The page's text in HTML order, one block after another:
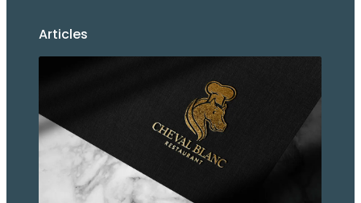
Articles